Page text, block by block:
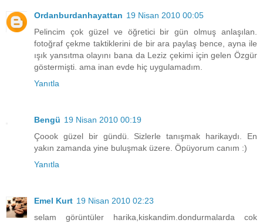
Ordanburdanhayattan 19 Nisan 2010 00:05
Pelincim çok güzel ve öğretici bir gün olmuş anlaşılan.
fotoğraf çekme taktiklerini de bir ara paylaş bence, ayna ile
ışık yansıtma olayını bana da Leziz çekimi için gelen Özgür
göstermişti. ama inan evde hiç uygulamadım.
Yanıtla
Bengü 19 Nisan 2010 00:19
Çoook güzel bir gündü. Sizlerle tanışmak harikaydı. En
yakın zamanda yine buluşmak üzere. Öpüyorum canım :)
Yanıtla
Emel Kurt 19 Nisan 2010 02:23
selam görüntüler harika,kiskandim.dondurmalarda cok